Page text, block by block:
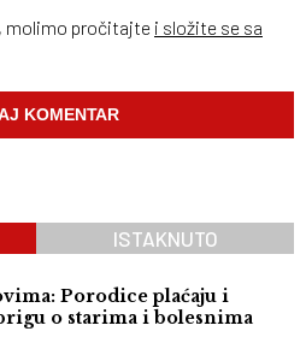
molimo pročitajte i složite se sa
ISTAKNUTO
Porodice plaćaju i
o starima i bolesnima